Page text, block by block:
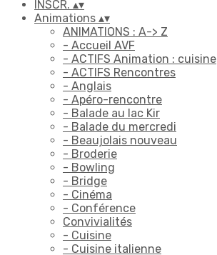
INSCR. ▴▾
Animations ▴▾
ANIMATIONS : A-> Z
- Accueil AVF
- ACTIFS Animation : cuisine
- ACTIFS Rencontres
- Anglais
- Apéro-rencontre
- Balade au lac Kir
- Balade du mercredi
- Beaujolais nouveau
- Broderie
- Bowling
- Bridge
- Cinéma
- Conférence
Convivialités
- Cuisine
- Cuisine italienne